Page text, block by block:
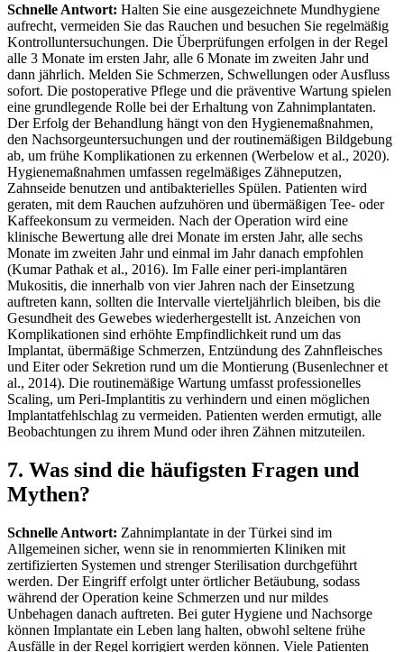
Schnelle Antwort: Halten Sie eine ausgezeichnete Mundhygiene
aufrecht, vermeiden Sie das Rauchen und besuchen Sie regelmäßig
Kontrolluntersuchungen. Die Überprüfungen erfolgen in der Regel
alle 3 Monate im ersten Jahr, alle 6 Monate im zweiten Jahr und
dann jährlich. Melden Sie Schmerzen, Schwellungen oder Ausfluss
sofort. Die postoperative Pflege und die präventive Wartung spielen
eine grundlegende Rolle bei der Erhaltung von Zahnimplantaten.
Der Erfolg der Behandlung hängt von den Hygienemaßnahmen,
den Nachsorgeuntersuchungen und der routinemäßigen Bildgebung
ab, um frühe Komplikationen zu erkennen (Werbelow et al., 2020).
Hygienemaßnahmen umfassen regelmäßiges Zähneputzen,
Zahnseide benutzen und antibakterielles Spülen. Patienten wird
geraten, mit dem Rauchen aufzuhören und übermäßigen Tee- oder
Kaffeekonsum zu vermeiden. Nach der Operation wird eine
klinische Bewertung alle drei Monate im ersten Jahr, alle sechs
Monate im zweiten Jahr und einmal im Jahr danach empfohlen
(Kumar Pathak et al., 2016). Im Falle einer peri-implantären
Mukositis, die innerhalb von vier Jahren nach der Einsetzung
auftreten kann, sollten die Intervalle vierteljährlich bleiben, bis die
Gesundheit des Gewebes wiederhergestellt ist. Anzeichen von
Komplikationen sind erhöhte Empfindlichkeit rund um das
Implantat, übermäßige Schmerzen, Entzündung des Zahnfleisches
und Eiter oder Sekretion rund um die Montierung (Busenlechner et
al., 2014). Die routinemäßige Wartung umfasst professionelles
Scaling, um Peri-Implantitis zu verhindern und einen möglichen
Implantatfehlschlag zu vermeiden. Patienten werden ermutigt, alle
Beobachtungen zu ihrem Mund oder ihren Zähnen mitzuteilen.
7. Was sind die häufigsten Fragen und
Mythen?
Schnelle Antwort: Zahnimplantate in der Türkei sind im
Allgemeinen sicher, wenn sie in renommierten Kliniken mit
zertifizierten Systemen und strenger Sterilisation durchgeführt
werden. Der Eingriff erfolgt unter örtlicher Betäubung, sodass
während der Operation keine Schmerzen und nur mildes
Unbehagen danach auftreten. Bei guter Hygiene und Nachsorge
können Implantate ein Leben lang halten, obwohl seltene frühe
Ausfälle in der Regel korrigiert werden können. Viele Patienten